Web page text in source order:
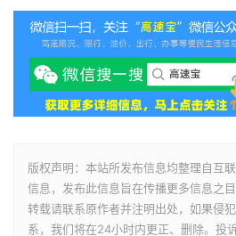
版权声明：本站所发布信息均整理自互
信息，发布此信息旨在传播更多信息之
转载请联系原作者并注明出处，如果侵
系，我们将在24小时内更正、删除。投诉